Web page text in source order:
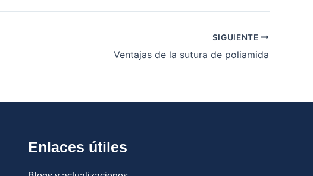
SIGUIENTE
Ventajas de la sutura de poliamida
Enlaces útiles